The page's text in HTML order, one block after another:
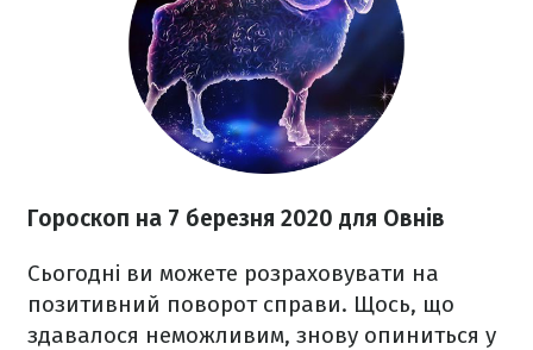
Гороскоп на 7 березня 2020 для Овнів
Сьогодні ви можете розраховувати на
позитивний поворот справи. Щось, що
здавалося неможливим, знову опиниться у